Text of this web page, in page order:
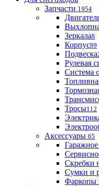
Запчасти 1954
Зеркала8
Корпус89
Подвеска
Рулевая
Система
Тросы112
Аксессуары 65
Скребки
Сумки и
Фаркопы